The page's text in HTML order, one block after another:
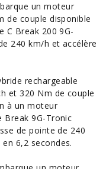
un moteur
de couple disponible
C Break 200 9G-
240 km/h et accélère
rechargeable
et 320 Nm de couple
à un moteur
Break 9G-Tronic
de pointe de 240
6,2 secondes.